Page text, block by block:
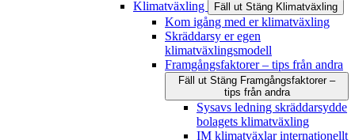
Klimatväxling Fäll ut Stäng Klimatväxling
Kom igång med er klimatväxling
Skräddarsy er egen
klimatväxlingsmodell
Framgångsfaktorer – tips från andra
Fäll ut Stäng Framgångsfaktorer –
tips från andra
Sysavs ledning skräddarsydde
bolagets klimatväxling
IM klimatväxlar internationellt